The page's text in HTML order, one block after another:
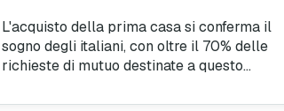
L'acquisto della prima casa si conferma il
sogno degli italiani, con oltre il 70% delle
richieste di mutuo destinate a questo
giovani, si aprono due percorsi vantaggiosi: